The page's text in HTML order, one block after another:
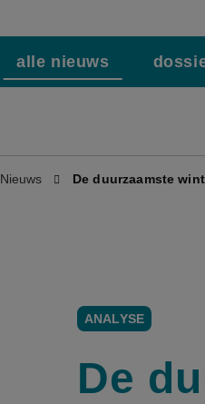
alle nieuws
Nieuws De duurzaamste
ANALYSE
De